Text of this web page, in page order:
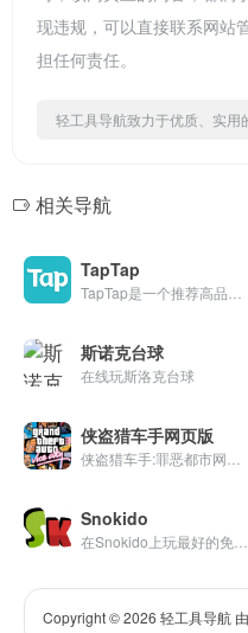
现违规，可以直接联系网站
担任何责任。
轻工具导航致力于优质、实用
相关导航
TapTap
斯诺克台球
在线玩斯洛克台球
侠盗猎车手网页版
Snokido
Copyright © 2026 轻工具导航 由